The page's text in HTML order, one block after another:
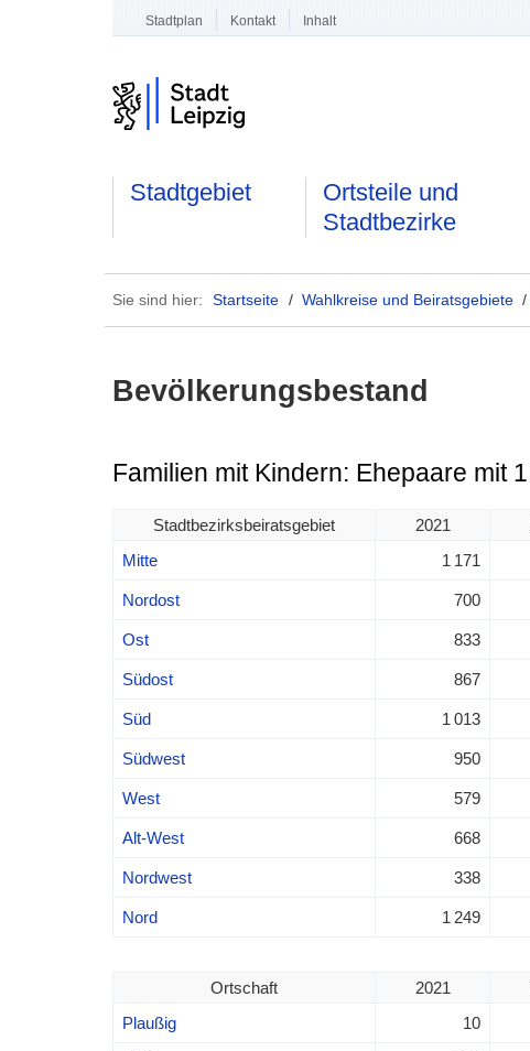
Stadtplan Kontakt Inhalt
Stadtgebiet
Ortsteile und
Stadtbezirke
Sie sind hier: Startseite / Wahlkreise und Beiratsgebiete /
Bevölkerungsbestand
Familien mit Kindern: Ehepaare mit
Stadtbezirksbeiratsgebiet 2021
Mitte
1 171
Nordost 700
Ost 833
Südost 867
Süd 1 013
Südwest 950
West 579
Alt-West 668
Nordwest 338
Nord 1 249
Ortschaft 2021
Plaußig
10